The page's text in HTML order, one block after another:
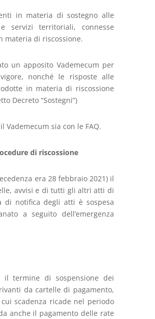
in materia di sostegno alle
servizi territoriali, connesse
materia di riscossione.
un apposito Vademecum per
nonché le risposte alle
in materia di riscossione
Decreto “Sostegni”)
sia con le FAQ.
di riscossione
era 28 febbraio 2021) il
avvisi e di tutti gli altri atti di
di notifica degli atti è sospesa
a seguito dell’emergenza
il termine di sospensione dei
da cartelle di pagamento,
scadenza ricade nel periodo
anche il pagamento delle rate